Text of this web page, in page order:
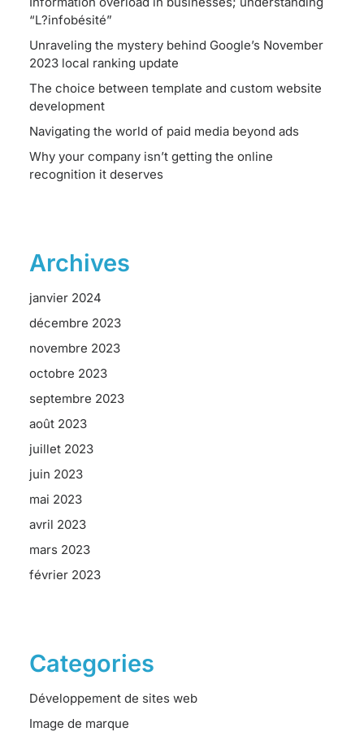
“L?infobésité”
Unraveling the mystery behind Google’s November
2023 local ranking update
The choice between template and custom website
development
Navigating the world of paid media beyond ads
Why your company isn’t getting the online
recognition it deserves
Archives
janvier 2024
décembre 2023
novembre 2023
octobre 2023
septembre 2023
août 2023
juillet 2023
juin 2023
mai 2023
avril 2023
mars 2023
février 2023
Categories
Développement de sites web
Image de marque